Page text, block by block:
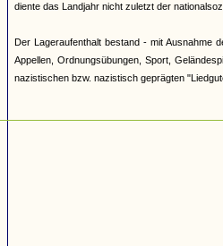
diente das Landjahr nicht zuletzt der
Der Lageraufenthalt bestand - mit Ausnahme
Appellen, Ordnungsübungen, Sport,
nazistischen bzw. nazistisch geprägten